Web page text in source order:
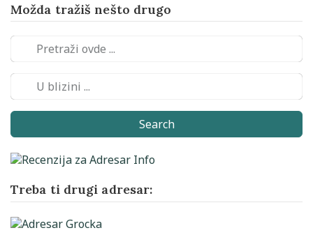
Možda tražiš nešto drugo
Search
Treba ti drugi adresar: